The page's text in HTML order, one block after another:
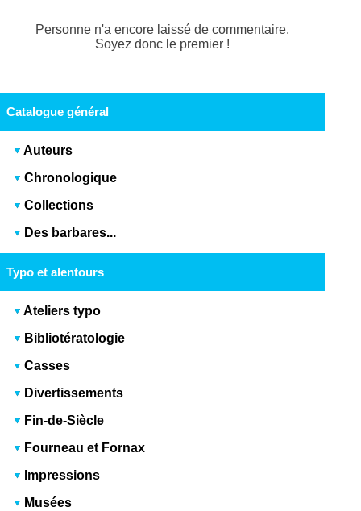
Personne n'a encore laissé de commentaire.
Soyez donc le premier !
Catalogue général
Auteurs
Chronologique
Collections
Des barbares...
Typo et alentours
Ateliers typo
Bibliotératologie
Casses
Divertissements
Fin-de-Siècle
Fourneau et Fornax
Impressions
Musées